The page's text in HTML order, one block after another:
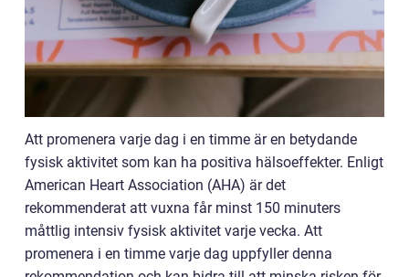
Att promenera varje dag i en timme är en betydande
fysisk aktivitet som kan ha positiva hälsoeffekter. Enligt
American Heart Association (AHA) är det
rekommenderat att vuxna får minst 150 minuters
måttlig intensiv fysisk aktivitet varje vecka. Att
promenera i en timme varje dag uppfyller denna